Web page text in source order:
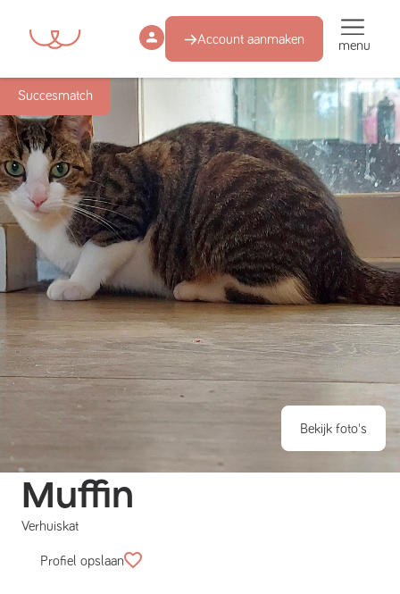
Account aanmaken menu
Succesmatch
Bekijk foto's
Muffin
Verhuiskat
Profiel opslaan